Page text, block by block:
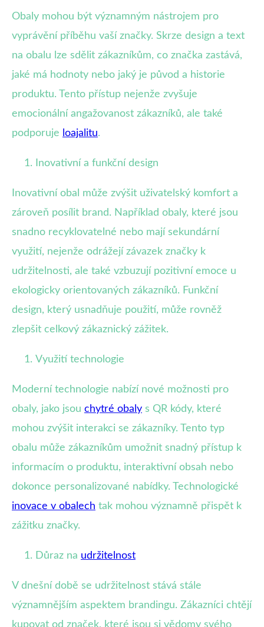
Obaly mohou být významným nástrojem pro
vyprávění příběhu vaší značky. Skrze design a text
na obalu lze sdělit zákazníkům, co značka zastává,
jaké má hodnoty nebo jaký je původ a historie
produktu. Tento přístup nejenže zvyšuje
emocionální angažovanost zákazníků, ale také
podporuje loajalitu.
Inovativní a funkční design
Inovativní obal může zvýšit uživatelský komfort a
zároveň posílit brand. Například obaly, které jsou
snadno recyklovatelné nebo mají sekundární
využití, nejenže odrážejí závazek značky k
udržitelnosti, ale také vzbuzují pozitivní emoce u
ekologicky orientovaných zákazníků. Funkční
design, který usnadňuje použití, může rovněž
zlepšit celkový zákaznický zážitek.
Využití technologie
Moderní technologie nabízí nové možnosti pro
obaly, jako jsou chytré obaly s QR kódy, které
mohou zvýšit interakci se zákazníky. Tento typ
obalu může zákazníkům umožnit snadný přístup k
informacím o produktu, interaktivní obsah nebo
dokonce personalizované nabídky. Technologické
inovace v obalech tak mohou významně přispět k
zážitku značky.
Důraz na udržitelnost
V dnešní době se udržitelnost stává stále
významnějším aspektem brandingu. Zákazníci chtějí
kupovat od značek, které jsou si vědomy svého